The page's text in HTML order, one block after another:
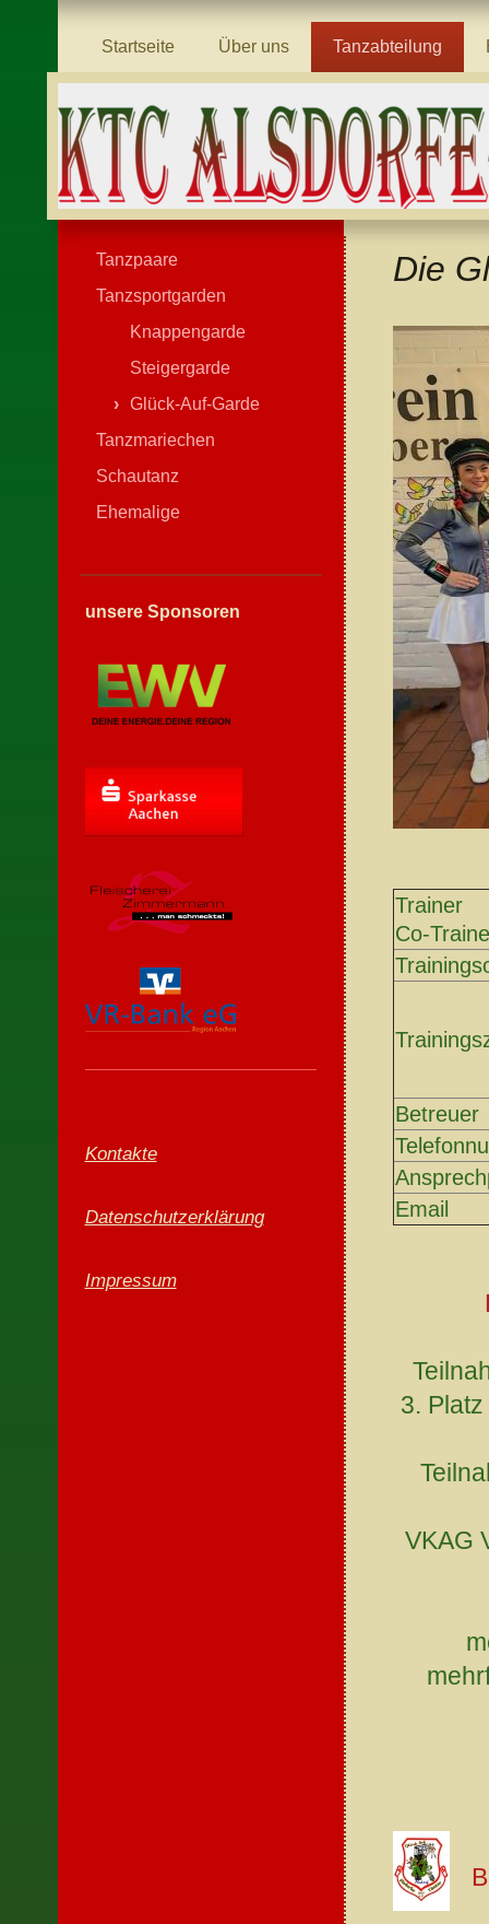
Startseite Über uns Tanzabteilung
Die
Trainer
Co-
Betreuer
Email
3.
VKAG
Tanzpaare
Tanzsportgarden
Knappengarde
Steigergarde
Glück-Auf-Garde
Tanzmariechen
Schautanz
Ehemalige
unsere Sponsoren
Kontakte
Datenschutzerklärung
Impressum